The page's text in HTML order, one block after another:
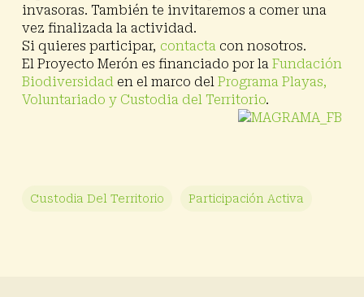
invasoras. También te invitaremos a comer una
vez finalizada la actividad.
Si quieres participar, contactacon nosotros.
El Proyecto Merón es financiado por la Fundación
Biodiversidaden el marco del Programa Playas,
Voluntariado y Custodia del Territorio.
Custodia Del Territorio Participación Activa